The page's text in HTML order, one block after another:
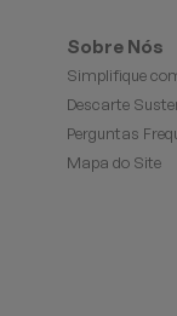
Sobre Nós
Simplifique
Descarte
Perguntas
Mapa do Site